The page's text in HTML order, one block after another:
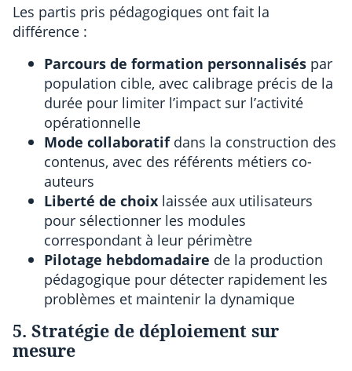
Les partis pris pédagogiques ont fait la
différence :
Parcours de formation personnalisés par
population cible, avec calibrage précis de la
durée pour limiter l’impact sur l’activité
opérationnelle
Mode collaboratifdans la construction des
contenus, avec des référents métiers co-
auteurs
Liberté de choix laissée aux utilisateurs
pour sélectionner les modules
correspondant à leur périmètre
Pilotage hebdomadaire de la production
pédagogique pour détecter rapidement les
problèmes et maintenir la dynamique
5. Stratégie de déploiement sur
mesure